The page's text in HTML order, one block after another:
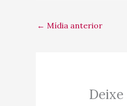
← Mídia anterior